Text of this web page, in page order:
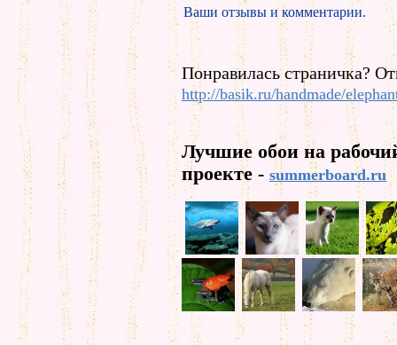
Ваши отзывы и комментарии.
Понравилась страничка?
http://basik.ru/handmade/
Лучшие обои на
проекте - summerboard.ru